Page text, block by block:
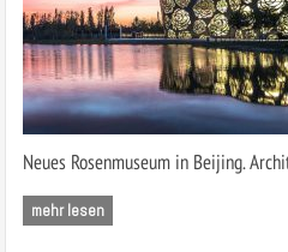
Neues Rosenmuseum in Beijing.
mehr lesen